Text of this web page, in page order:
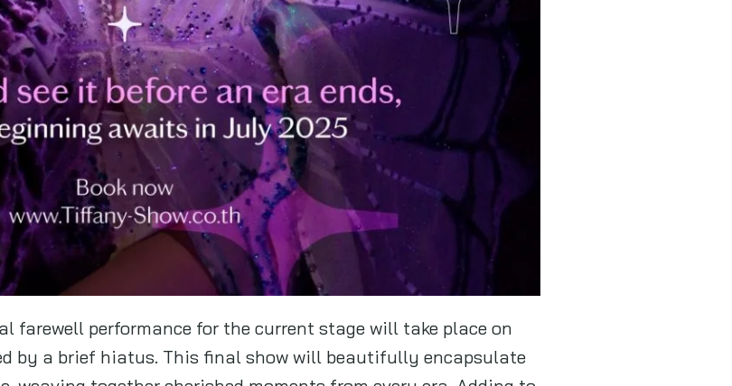
farewell performance for the current stage will take place on
by a brief hiatus. This final show will beautifully encapsulate